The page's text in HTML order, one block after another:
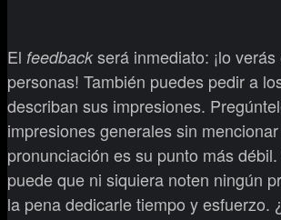
El feedbackserá inmediato: ¡lo
personas! También puedes pedir a
describan sus impresiones.
impresiones generales sin
pronunciación es su punto más
puede que ni siquiera noten ningún
la pena dedicarle tiempo y esfuerzo.